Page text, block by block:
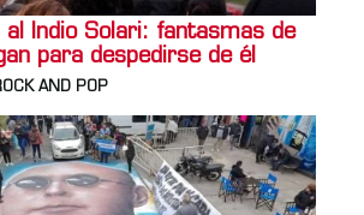
al Indio Solari: fantasmas de
para despedirse de él
AND POP